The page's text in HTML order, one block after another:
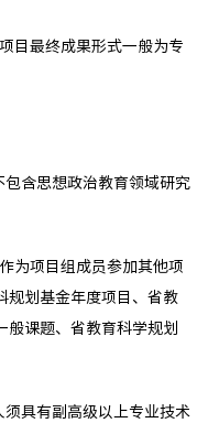
目最终成果形式一般为专
含思想政治教育领域研究
为项目组成员参加其他项
规划基金年度项目、省教
般课题、省教育科学规划
具有副高级以上专业技术